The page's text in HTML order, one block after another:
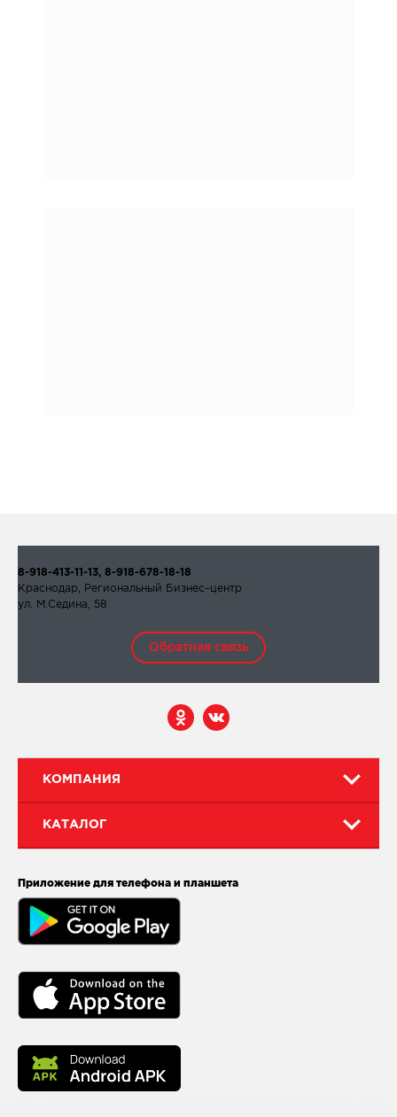
КОМПАНИЯ
КАТАЛОГ
Приложение для телефона и планшета
8-918-413-11-13, 8-918-678-18-18
Краснодар, Региональный Бизнес–центр
ул. М.Седина, 58
Обратная связь